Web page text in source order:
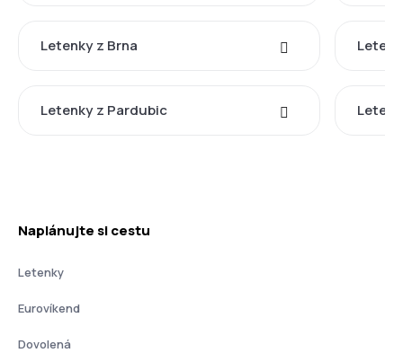
Letenky z Brna
Letenky z Pardubic
Naplánujte si cestu
Letenky
Eurovíkend
Dovolená